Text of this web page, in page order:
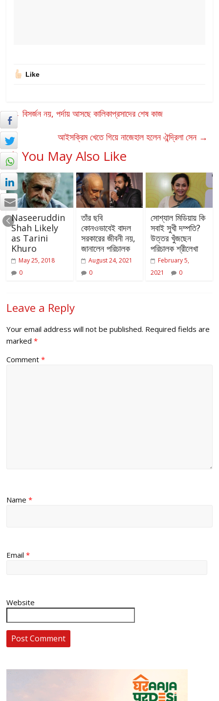
Like
← বিসর্জন নয়, পর্দায় আসছে কালিকাপ্রসাদের শেষ কাজ
আইসক্রিম খেতে গিয়ে নাজেহাল হলেন ঐন্দ্রিলা সেন →
You May Also Like
Naseeruddin
Shah Likely
as Tarini
Khuro
May 25, 2018
0
তাঁর ছবি
কোনওভাবেই বাদল
সরকারের জীবনী নয়,
জানালেন পরিচালক
August 24, 2021
0
সোশ্যাল মিডিয়ায় কি
সবাই সুখী দম্পতি?
উত্তর খুঁজছেন
পরিচালক শ্রীলেখা
February 5,
2021
0
Leave a Reply
Your email address will not be published. Required fields are
marked*
Comment*
Name*
Email*
Website